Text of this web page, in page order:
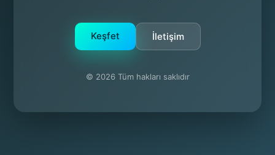
Keşfet İletişim
© 2026 Tüm hakları saklıdır